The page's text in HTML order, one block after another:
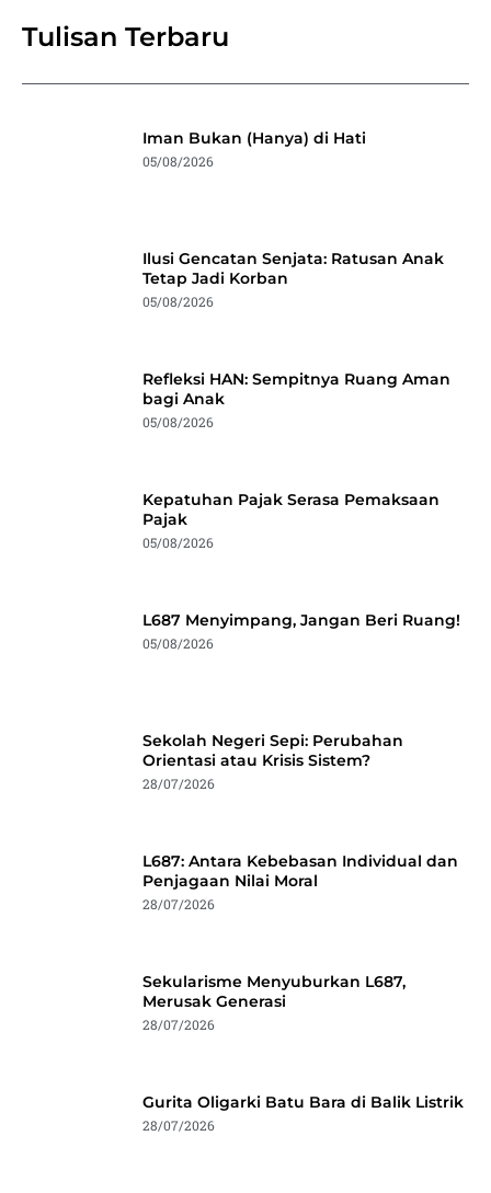
Tulisan Terbaru
Iman Bukan (Hanya) di Hati
05/08/2026
Ilusi Gencatan Senjata: Ratusan Anak
Tetap Jadi Korban
05/08/2026
Refleksi HAN: Sempitnya Ruang Aman
bagi Anak
05/08/2026
Kepatuhan Pajak Serasa Pemaksaan
Pajak
05/08/2026
L687 Menyimpang, Jangan Beri Ruang!
05/08/2026
Sekolah Negeri Sepi: Perubahan
Orientasi atau Krisis Sistem?
28/07/2026
L687: Antara Kebebasan Individual dan
Penjagaan Nilai Moral
28/07/2026
Sekularisme Menyuburkan L687,
Merusak Generasi
28/07/2026
Gurita Oligarki Batu Bara di Balik Listrik
28/07/2026